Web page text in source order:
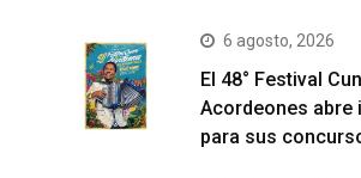
6 agosto, 2026
El 48° Festival
Acordeones abre
para sus